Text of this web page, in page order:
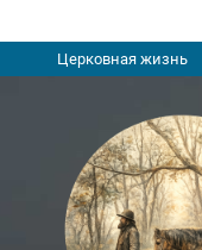
Церковная жизнь